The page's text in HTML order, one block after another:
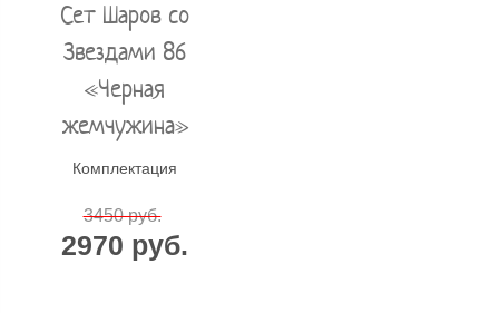
Сет Шаров со
Звездами 86
«Черная
жемчужина»
Комплектация
3450 руб.
2970 руб.